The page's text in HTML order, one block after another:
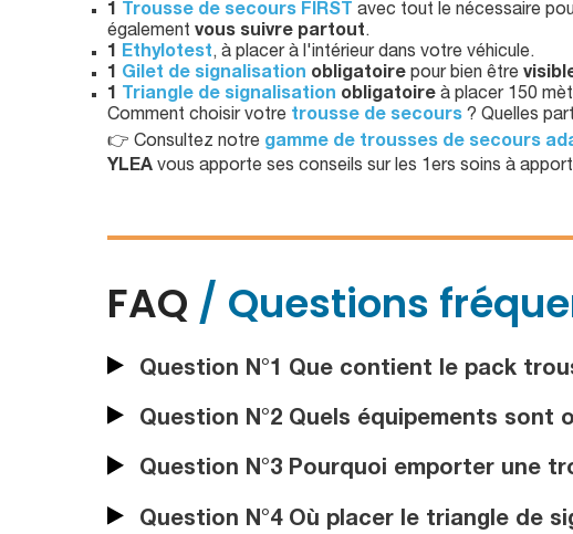
1
Trousse de secours FIRST avec tout le nécessaire
également vous suivre partout.
1 Ethylotest, à placer à l'intérieur dans votre véhicule.
1 Gilet de signalisation obligatoire pour bien être
1
Triangle de signalisation obligatoire à placer 150
Comment choisir votre trousse de secours ? Quelles
👉 Consultez notre gamme de trousses de secours
YLEA vous apporte ses conseils sur les 1ers soins à
FAQ / Questions
Question N°1 Que contient le pack
Question N°2 Quels équipements
Question N°3 Pourquoi emporter une
Question N°4 Où placer le triangle de